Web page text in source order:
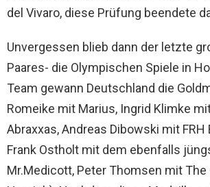
del Vivaro, diese Prüfung beendete
Unvergessen blieb dann der letzte
Paares- die Olympischen Spiele in
Team gewann Deutschland die
Romeike mit Marius, Ingrid Klimke
Abraxxas, Andreas Dibowski mit FRH
Frank Ostholt mit dem ebenfalls
Mr.Medicott, Peter Thomsen mit The